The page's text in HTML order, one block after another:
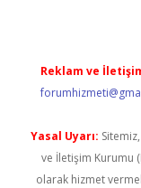
Reklam ve
Yasal Uyarı:
ve İletişim Kurumu
olarak hizmet